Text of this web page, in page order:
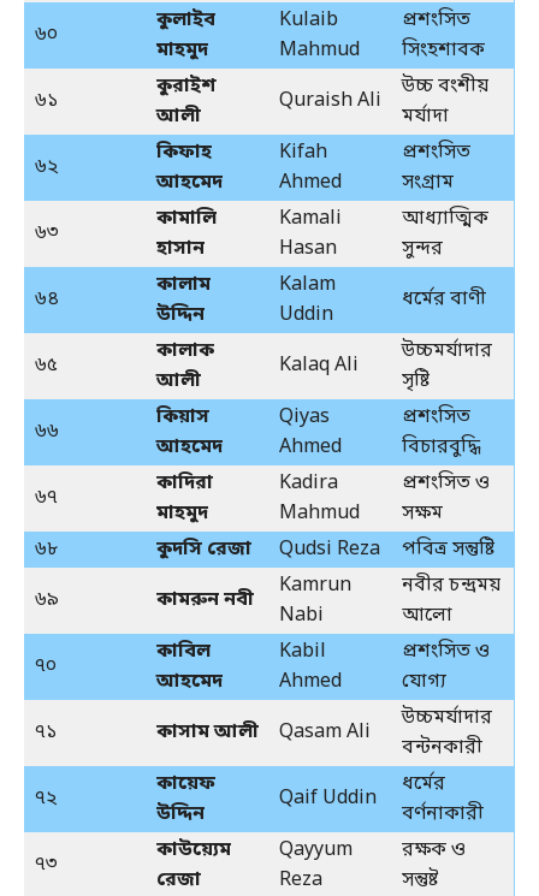
৬০
কুলাইব
মাহমুদ
Kulaib
Mahmud
প্রশংসিত
সিংহশাবক
৬১
কুরাইশ
আলী
Quraish Ali
উচ্চ বংশীয়
মর্যাদা
৬২
কিফাহ
আহমেদ
Kifah
Ahmed
প্রশংসিত
সংগ্রাম
৬৩
কামালি
হাসান
Kamali
Hasan
আধ্যাত্মিক
সুন্দর
৬৪
কালাম
উদ্দিন
Kalam
Uddin
ধর্মের বাণী
৬৫
কালাক
আলী
Kalaq Ali
উচ্চমর্যাদার
সৃষ্টি
৬৬
কিয়াস
আহমেদ
Qiyas
Ahmed
প্রশংসিত
বিচারবুদ্ধি
৬৭
কাদিরা
মাহমুদ
Kadira
Mahmud
প্রশংসিত ও
সক্ষম
৬৮
কুদসি রেজা Qudsi Reza
পবিত্র সন্তুষ্টি
৬৯
কামরুন নবী
Kamrun
Nabi
নবীর চন্দ্রময়
আলো
৭০
কাবিল
আহমেদ
Kabil
Ahmed
প্রশংসিত ও
যোগ্য
৭১
কাসাম আলী Qasam Ali
উচ্চমর্যাদার
বন্টনকারী
৭২
কায়েফ
উদ্দিন
Qaif Uddin
ধর্মের
বর্ণনাকারী
৭৩
কাউয়্যেম
রেজা
Qayyum
Reza
রক্ষক ও
সন্তুষ্ট